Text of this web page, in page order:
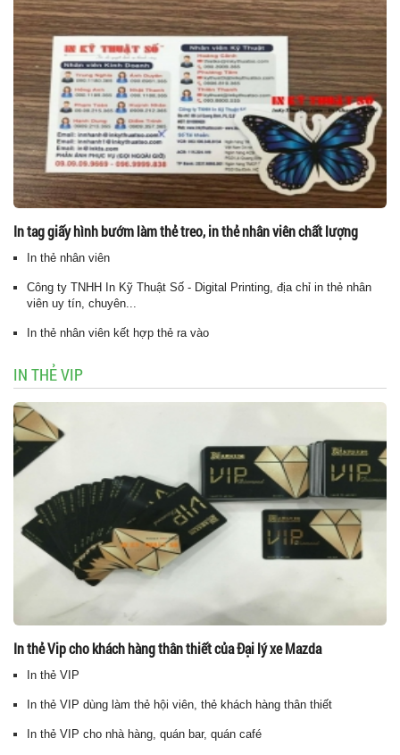
In tag giấy hình bướm làm thẻ treo, in thẻ nhân viên chất lượng
In thẻ nhân viên
Công ty TNHH In Kỹ Thuật Số - Digital Printing, địa chỉ in thẻ nhân
viên uy tín, chuyên...
In thẻ nhân viên kết hợp thẻ ra vào
IN THẺ VIP
In thẻ Vip cho khách hàng thân thiết của Đại lý xe Mazda
In thẻ VIP
In thẻ VIP dùng làm thẻ hội viên, thẻ khách hàng thân thiết
In thẻ VIP cho nhà hàng, quán bar, quán café